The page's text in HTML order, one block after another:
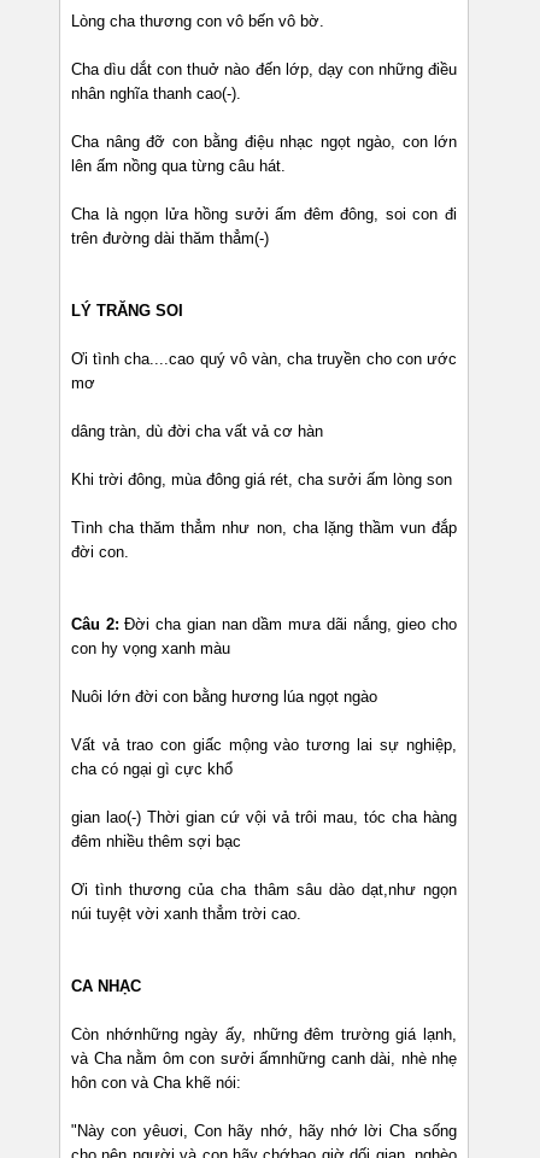
Lòng cha thương con vô bến vô bờ.
Cha dìu dắt con thuở nào đến lớp, dạy con những điều
nhân nghĩa thanh cao(-).
Cha nâng đỡ con bằng điệu nhạc ngọt ngào, con lớn
lên ấm nồng qua từng câu hát.
Cha là ngọn lửa hồng sưởi ấm đêm đông, soi con đi
trên đường dài thăm thẳm(-)
LÝ TRĂNG SOI
Ơi tình cha....cao quý vô vàn, cha truyền cho con ước
mơ
dâng tràn, dù đời cha vất vả cơ hàn
Khi trời đông, mùa đông giá rét, cha sưởi ấm lòng son
Tình cha thăm thẳm như non, cha lặng thầm vun đắp
đời con.
Câu 2:Đời cha gian nan dầm mưa dãi nắng, gieo cho
con hy vọng xanh màu
Nuôi lớn đời con bằng hương lúa ngọt ngào
Vất vả trao con giấc mộng vào tương lai sự nghiệp,
cha có ngại gì cực khổ
gian lao(-) Thời gian cứ vội vả trôi mau, tóc cha hàng
đêm nhiều thêm sợi bạc
Ơi tình thương của cha thâm sâu dào dạt,như ngọn
núi tuyệt vời xanh thẳm trời cao.
CA NHẠC
Còn nhớnhững ngày ấy, những đêm trường giá lạnh,
và Cha nằm ôm con sưởi ấmnhững canh dài, nhè nhẹ
hôn con và Cha khẽ nói:
"Này con yêuơi, Con hãy nhớ, hãy nhớ lời Cha sống